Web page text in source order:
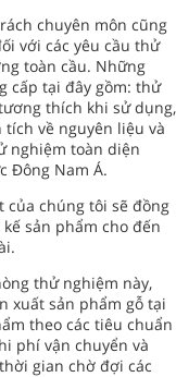
chuyên môn cũng
với các yêu cầu thử
toàn cầu. Những
cấp tại đây gồm: thử
thích khi sử dụng,
về nguyên liệu và
nghiệm toàn diện
Đông Nam Á.
của chúng tôi sẽ đồng
sản phẩm cho đến
thử nghiệm này,
xuất sản phẩm gỗ tại
theo các tiêu chuẩn
phí vận chuyển và
gian chờ đợi các